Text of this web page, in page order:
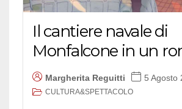
Il cantiere navale di
Monfalcone in un
Margherita Reguitti 5 Agosto
CULTURA&SPETTACOLO